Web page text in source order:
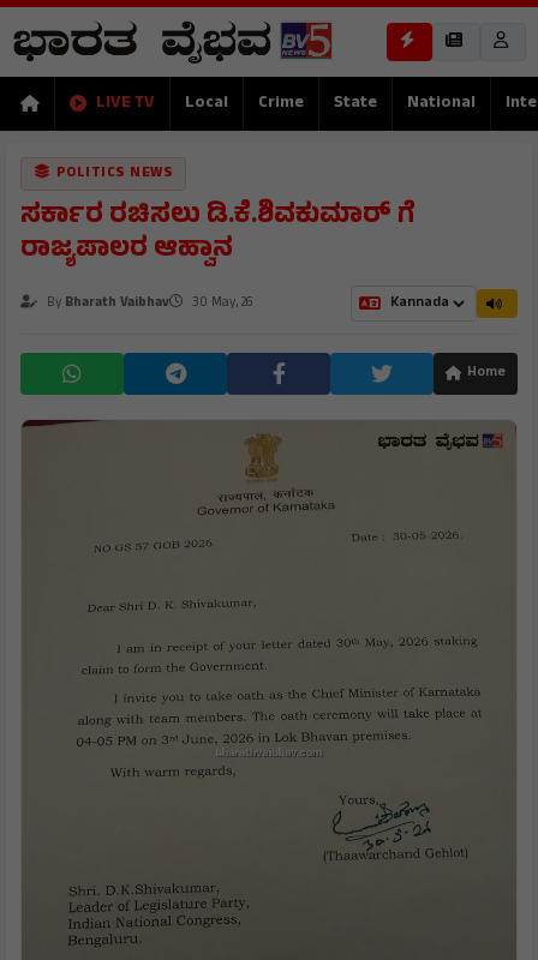
LIVE TV Local Crime State National
POLITICS NEWS
ಸರ್ಕಾರ ರಚಿಸಲು ಡಿ.ಕೆ.ಶಿವಕುಮಾರ್ ಗೆ
ರಾಜ್ಯಪಾಲರ ಆಹ್ವಾನ
By Bharath Vaibhav 30 May, 26
Home